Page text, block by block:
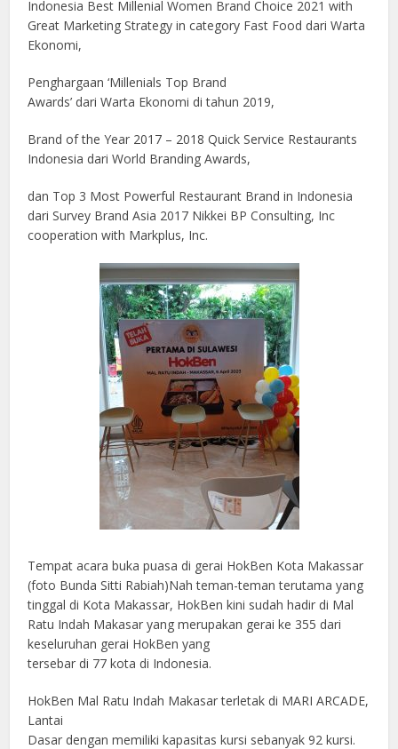
Indonesia Best Millenial Women Brand Choice 2021 with
Great Marketing Strategy in category Fast Food dari Warta
Ekonomi,
Penghargaan ‘Millenials Top Brand
Awards’ dari Warta Ekonomi di tahun 2019,
Brand of the Year 2017 – 2018 Quick Service Restaurants
Indonesia dari World Branding Awards,
dan Top 3 Most Powerful Restaurant Brand in Indonesia
dari Survey Brand Asia 2017 Nikkei BP Consulting, Inc
cooperation with Markplus, Inc.
Tempat acara buka puasa di gerai HokBen Kota Makassar
(foto Bunda Sitti Rabiah)Nah teman-teman terutama yang
tinggal di Kota Makassar, HokBen kini sudah hadir di Mal
Ratu Indah Makasar yang merupakan gerai ke 355 dari
keseluruhan gerai HokBen yang
tersebar di 77 kota di Indonesia.
HokBen Mal Ratu Indah Makasar terletak di MARI ARCADE,
Lantai
Dasar dengan memiliki kapasitas kursi sebanyak 92 kursi.